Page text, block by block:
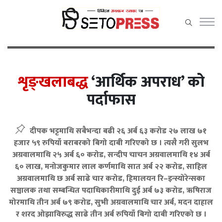
सेतोप्रेस
राजनीति
प्रदेश समाचार
अर्थ/वाणिज्य
कला /
मनोरञ्जन
शृङ्खलाबद्ध‘आर्थिक अपराध’ को
पर्दाफास
दीपक भट्टमाथि सबैभन्दा बढी २६ अर्ब ६३ करोड २७ लाख ७१
हजार ५९ रुपियाँ बराबरको बिगो दाबी गरिएको छ । त्यसै गरी सुलभ
अग्रवालमाथि २५ अर्ब ६० करोड, सन्दीप चाचन अग्रवालमाथि १४ अर्ब
६० लाख, मनोजकुमार लाल कर्णमाथि सात अर्ब २२ करोड, साहिल
अग्रवालमाथि छ अर्ब साढे चार करोड, हिमालयन रि–इन्स्योरेन्सका
सञ्चालक तथा सम्बन्धित पदाधिकारीमाथि दुई अर्ब ७३ करोड, ऋषिराज
मोरमाथि तीन अर्ब ७९ करोड, सुभी अग्रवालमाथि चार अर्ब, मदन दाहाल
र शरद ओझाविरुद्ध साढे तीन अर्ब रुपियाँ बिगो दाबी गरिएको छ ।